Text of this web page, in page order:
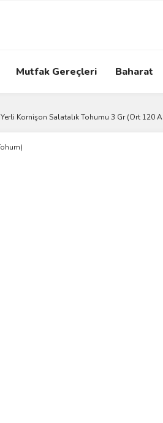
Mutfak Gereçleri Baharat
Yerli Kornişon Salatalık Tohumu 3 Gr (Ort 120